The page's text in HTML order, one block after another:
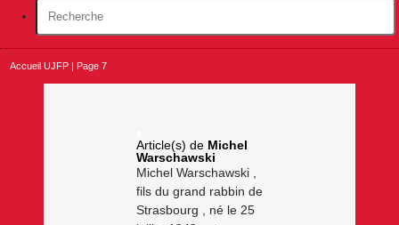
Accueil UJFP Page 7
Article(s) de Michel
Warschawski
Michel Warschawski ,
fils du grand rabbin de
Strasbourg , né le 25